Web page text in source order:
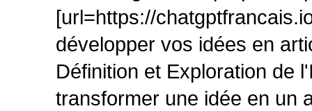
[url=https://
développer vos idées en
Définition et Exploration de
transformer une idée en un